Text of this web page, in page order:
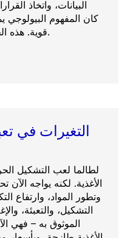
البيانات، واتخاذ
كان المفهوم
قوية. هذه الخطوة أكبر مما قد تبدو عليه.
التغيرات في
لطالما لعب التشكيل
الأغذية. لكنه يواجه الآن
وتطور المواد، وارتفاع
التشكيل، والتعبئة،
الموثوق به – فهي